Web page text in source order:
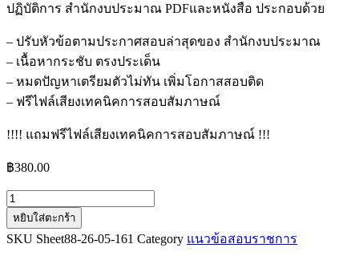
ปฏิบัติการ สำนักงบประมาณ PDFและหนังสือ ประกอบด้วย
– ปรับหัวข้อตามประกาศสอบล่าสุดของ สำนักงบประมาณ
– เนื้อหากระชับ ตรงประเด็น
– หมดปัญหาเตรียมตัวไม่ทัน เพิ่มโอกาสสอบติด
– ฟรีไฟล์เสียงเทคนิคการสอบสัมภาษณ์
!!!! แถมฟรีไฟล์เสียงเทคนิคการสอบสัมภาษณ์ !!!
฿380.00
จำนวน
แนว
ข้อสอบ
หยิบใส่ตะกร้า
SKU Sheet88-26-05-161 Category แนวข้อสอบราชการ